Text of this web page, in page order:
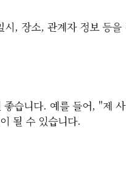
, 장소, 관계자 정보 등을
습니다. 예를 들어, "제
될 수 있습니다.